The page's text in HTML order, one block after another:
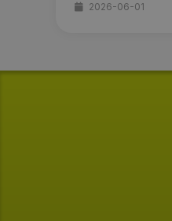
2026-06-01